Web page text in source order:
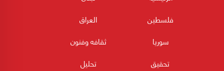
فلسطين
العراق
سوريا
ثقافه وفنون
تحقيق
تحليل